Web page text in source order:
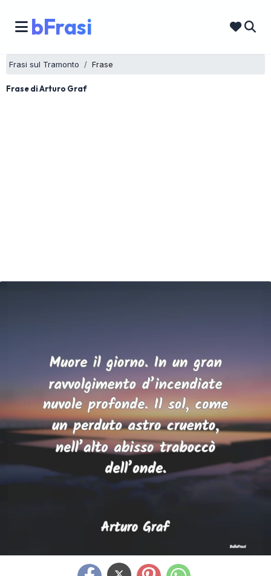
bFrasi
Frasi sul Tramonto Frase
Frase di Arturo Graf